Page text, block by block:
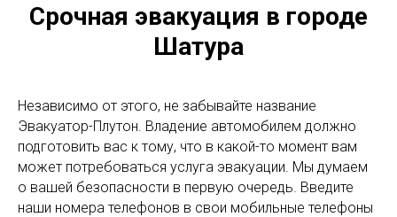
Срочная эвакуация в городе
Шатура
Независимо от этого, не забывайте название
Эвакуатор-Плутон. Владение автомобилем должно
подготовить вас к тому, что в какой-то момент вам
может потребоваться услуга эвакуации. Мы думаем
о вашей безопасности в первую очередь. Введите
наши номера телефонов в свои мобильные телефоны